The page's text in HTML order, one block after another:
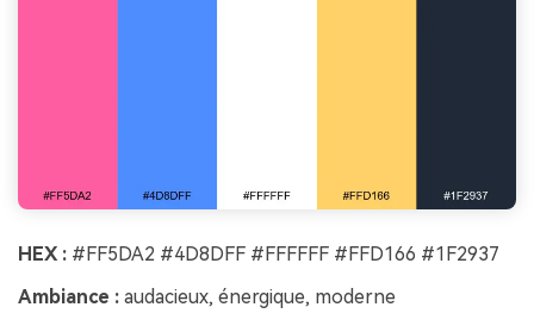
HEX : #FF5DA2 #4D8DFF #FFFFFF #FFD166 #1F2937
Ambiance : audacieux, énergique, moderne